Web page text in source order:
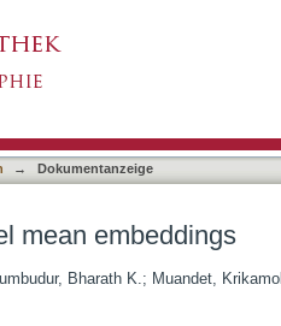
→ Dokumentanzeige
mean embeddings
Bharath K.; Muandet, Krikamol